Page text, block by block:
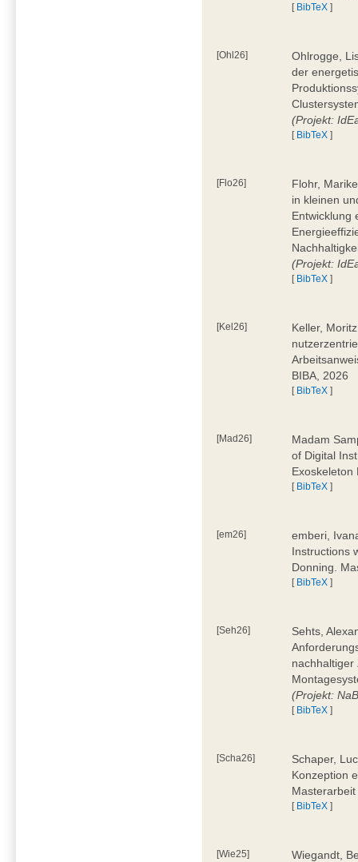
[ BibTeX ]
[Ohl26]
Ohlrogge,
der
(Projekt:
[ BibTeX ]
[Flo26]
Flohr,
in kleinen
Entwicklung
(Projekt:
[ BibTeX ]
[Kel26]
Keller,
BIBA, 2026
[ BibTeX ]
[Mad26]
Madam
of Digital
Exoskeleton
[ BibTeX ]
[em26]
emberi,
Instructions
Donning.
[ BibTeX ]
[Seh26]
Sehts,
nachhaltiger
(Projekt:
[ BibTeX ]
[Scha26]
Schaper,
Konzeption
[ BibTeX ]
[Wie25]
Wiegandt,